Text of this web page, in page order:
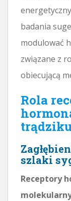
badania
modulować
związane z
obiecującą
Rola
szlaki
Receptory